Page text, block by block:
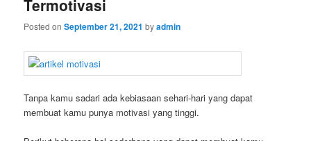
Termotivasi
Posted onSeptember 21, 2021 byadmin
Tanpa kamu sadari ada kebiasaan sehari-hari yang dapat
membuat kamu punya motivasi yang tinggi.